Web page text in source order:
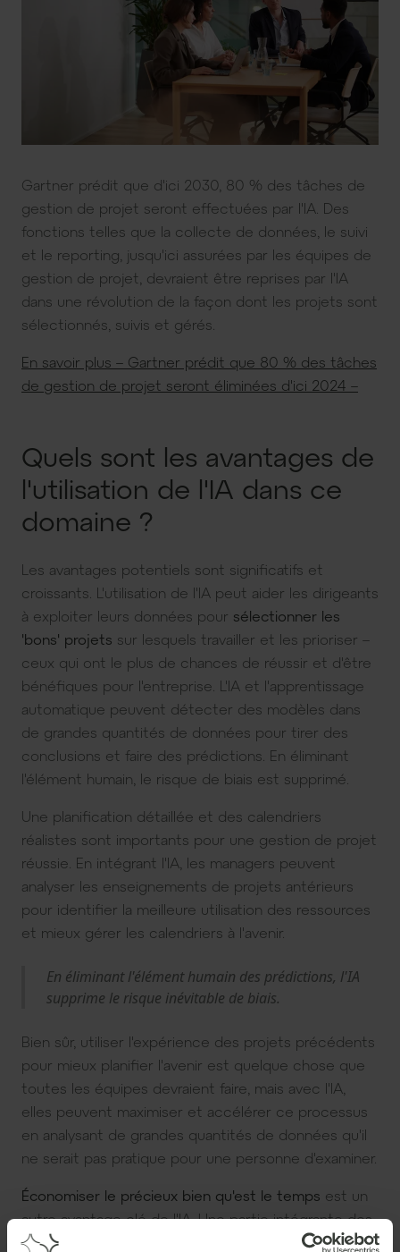
Gartner prédit que d'ici 2030, 80 % des tâches de
gestion de projet seront effectuées par l'IA. Des
fonctions telles que la collecte de données, le suivi
et le reporting, jusqu'ici assurées par les équipes de
gestion de projet, devraient être reprises par l'IA
dans une révolution de la façon dont les projets sont
sélectionnés, suivis et gérés.
En savoir plus – Gartner prédit que 80 % des tâches
de gestion de projet seront éliminées d'ici 2024 –
Quels sont les avantages de
l'utilisation de l'IA dans ce
domaine ?
Les avantages potentiels sont significatifs et
croissants. L'utilisation de l'IA peut aider les dirigeants
à exploiter leurs données pour sélectionner les
'bons' projets sur lesquels travailler et les prioriser –
ceux qui ont le plus de chances de réussir et d'être
bénéfiques pour l'entreprise. L'IA et l'apprentissage
automatique peuvent détecter des modèles dans
de grandes quantités de données pour tirer des
conclusions et faire des prédictions. En éliminant
l'élément humain, le risque de biais est supprimé.
Une planification détaillée et des calendriers
réalistes sont importants pour une gestion de projet
réussie. En intégrant l'IA, les managers peuvent
analyser les enseignements de projets antérieurs
pour identifier la meilleure utilisation des ressources
et mieux gérer les calendriers à l'avenir.
En éliminant l'élément humain des prédictions, l'IA
supprime le risque inévitable de biais.
Bien sûr, utiliser l'expérience des projets précédents
pour mieux planifier l'avenir est quelque chose que
toutes les équipes devraient faire, mais avec l'IA,
elles peuvent maximiser et accélérer ce processus
en analysant de grandes quantités de données qu'il
ne serait pas pratique pour une personne d'examiner.
Économiser le précieux bien qu'est le temps est un
autre avantage clé de l'IA. Une partie intégrante des
Project Management Offices (PMOs) est le reporting,